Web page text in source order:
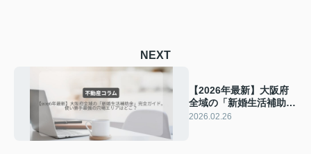
NEXT
【2026年最新】大阪府
全域の「新婚生活補助
金」完全ガイド。使い勝
2026.02.26